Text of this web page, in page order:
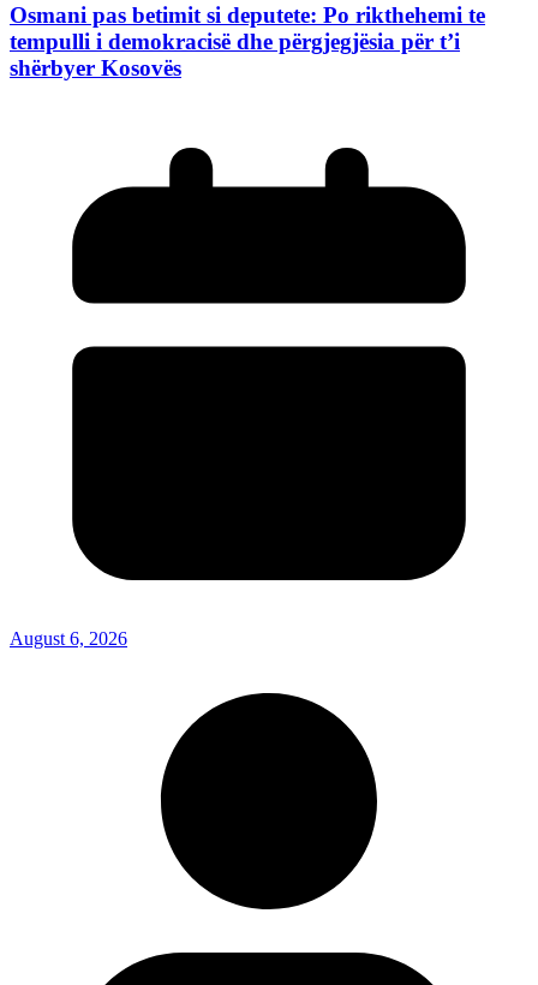
Osmani pas betimit si deputete: Po rikthehemi te
tempulli i demokracisë dhe përgjegjësia për t’i
shërbyer Kosovës
August 6, 2026